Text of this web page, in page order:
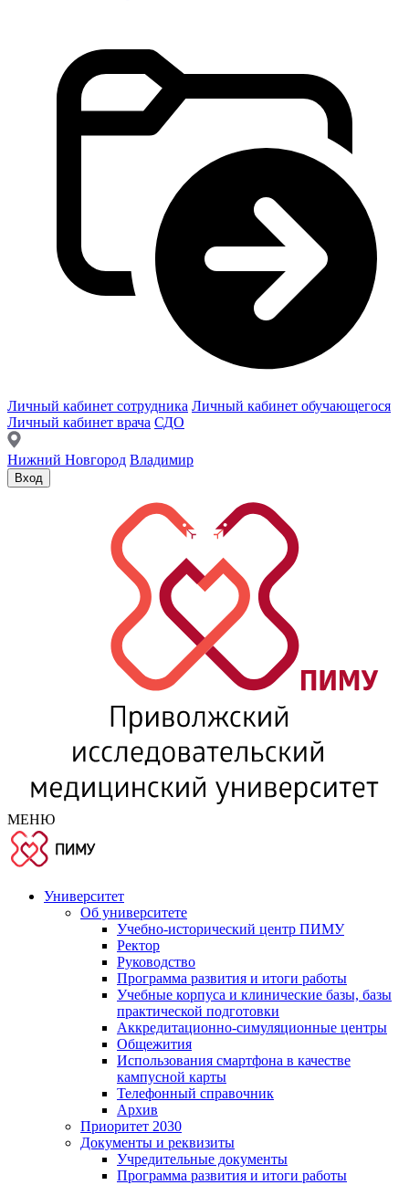
Личный кабинет сотрудника Личный кабинет обучающегося
Личный кабинет врача СДО
Нижний Новгород Владимир
Вход
МЕНЮ
Университет
Об университете
Учебно-исторический центр ПИМУ
Ректор
Руководство
Программа развития и итоги работы
Учебные корпуса и клинические базы, базы
практической подготовки
Аккредитационно-симуляционные центры
Общежития
Использования смартфона в качестве
кампусной карты
Телефонный справочник
Архив
Приоритет 2030
Документы и реквизиты
Учредительные документы
Программа развития и итоги работы